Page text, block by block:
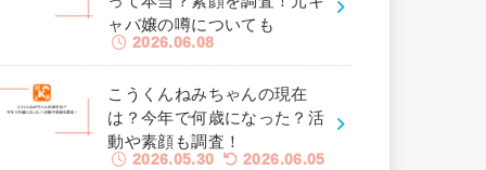
ャバ嬢の噂についても
2026.06.08
こうくんねみちゃんの現在
は？今年で何歳になった？活
動や素顔も調査！
2026.05.30 2026.06.05